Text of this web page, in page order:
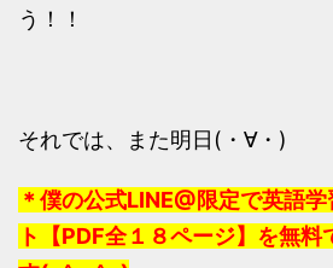
う！！
それでは、また明日(・∀・)
＊僕の公式LINE@限定で英語
ト【PDF全１８ページ】を無料